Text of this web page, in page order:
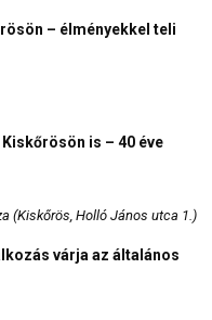
– élményekkel teli
is – 40 éve
(Kiskőrös, Holló János utca 1.)
várja az általános